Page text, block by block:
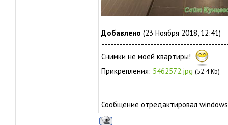
Добавлено (23 Ноября 2018, 12:41)
Снимки не моей квартиры!
Прикрепления: 5462572.jpg (52.4 Kb)
Сообщение отредактировал windows